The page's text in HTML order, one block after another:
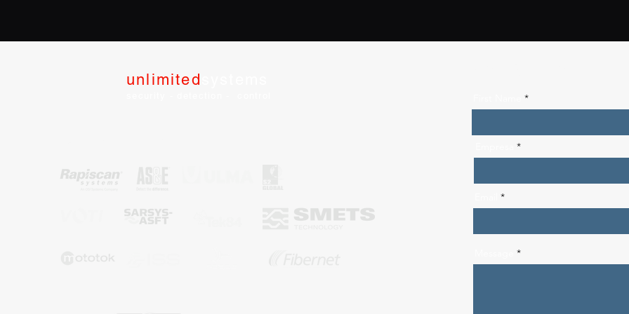
unlimited